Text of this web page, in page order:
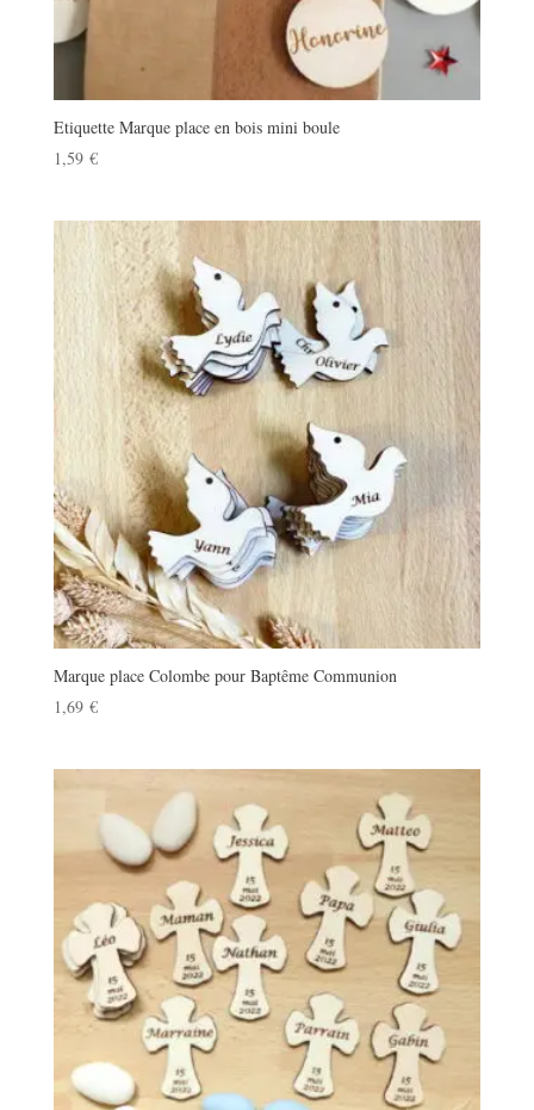
Etiquette Marque place en bois mini boule
1,59 €
Marque place Colombe pour Baptême Communion
1,69 €